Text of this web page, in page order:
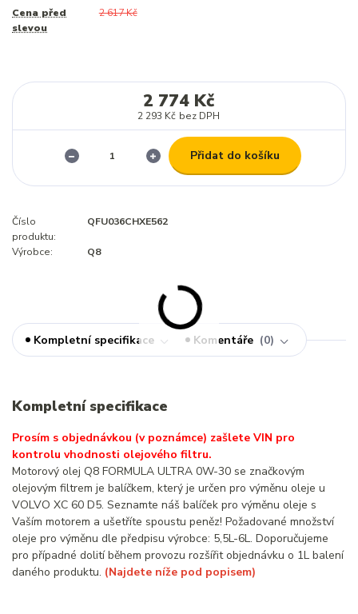
Cena před
slevou
2 617 Kč
2 774 Kč
2 293 Kč bez DPH
Přidat do košíku
Číslo
produktu:
QFU036CHXE562
Výrobce: Q8
Kompletní specifikace Komentáře 0
Kompletní specifikace
Prosím s objednávkou (v poznámce) zašlete VIN pro
kontrolu vhodnosti olejového filtru.
Motorový olej Q8 FORMULA ULTRA 0W-30 se značkovým
olejovým filtrem je balíčkem, který je určen pro výměnu oleje u
VOLVO XC 60 D5. Seznamte náš balíček pro výměnu oleje s
Vaším motorem a ušetříte spoustu peněz! Požadované množství
oleje pro výměnu dle předpisu výrobce: 5,5L-6L. Doporučujeme
pro případné dolití během provozu rozšířit objednávku o 1L balení
daného produktu. (Najdete níže pod popisem)